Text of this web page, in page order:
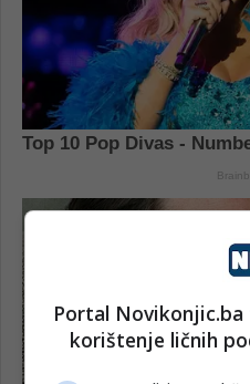
Portal Novikonjic.ba
korištenje ličnih